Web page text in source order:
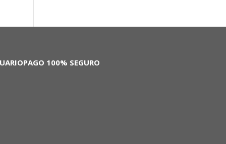
PAGO 100% SEGURO